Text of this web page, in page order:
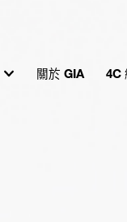
關於 GIA 4C